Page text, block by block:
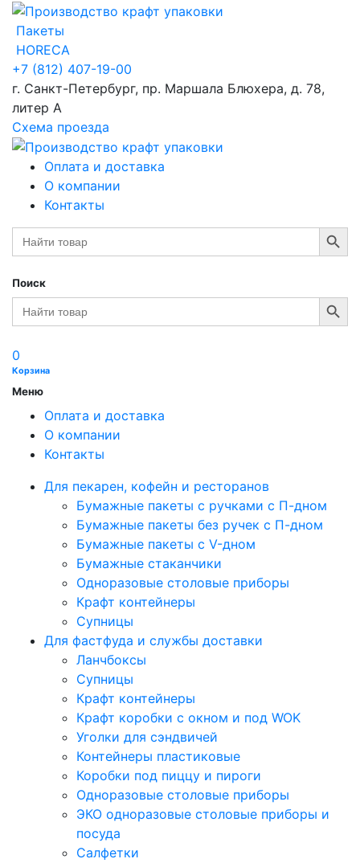
Пакеты
HORECA
+7 (812) 407-19-00
г. Санкт-Петербург, пр. Маршала Блюхера, д. 78,
литер А
Схема проезда
Оплата и доставка
О компании
Контакты
Search
for:
Search Button
Поиск
Search
for:
Search Button
0
Корзина
Меню
Оплата и доставка
О компании
Контакты
Для пекарен, кофейн и ресторанов
Бумажные пакеты с ручками с П-дном
Бумажные пакеты без ручек с П-дном
Бумажные пакеты с V-дном
Бумажные стаканчики
Одноразовые столовые приборы
Крафт контейнеры
Супницы
Для фастфуда и службы доставки
Ланчбоксы
Супницы
Крафт контейнеры
Крафт коробки с окном и под WOK
Уголки для сэндвичей
Контейнеры пластиковые
Коробки под пиццу и пироги
Одноразовые столовые приборы
ЭКО одноразовые столовые приборы и
посуда
Салфетки